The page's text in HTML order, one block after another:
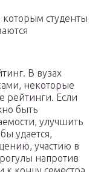
которым студенты
В вузах
некоторые
рейтинги. Если
быть
улучшить
удается,
участию в
напротив